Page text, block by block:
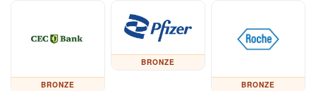
BRONZE
BRONZE
BRONZE